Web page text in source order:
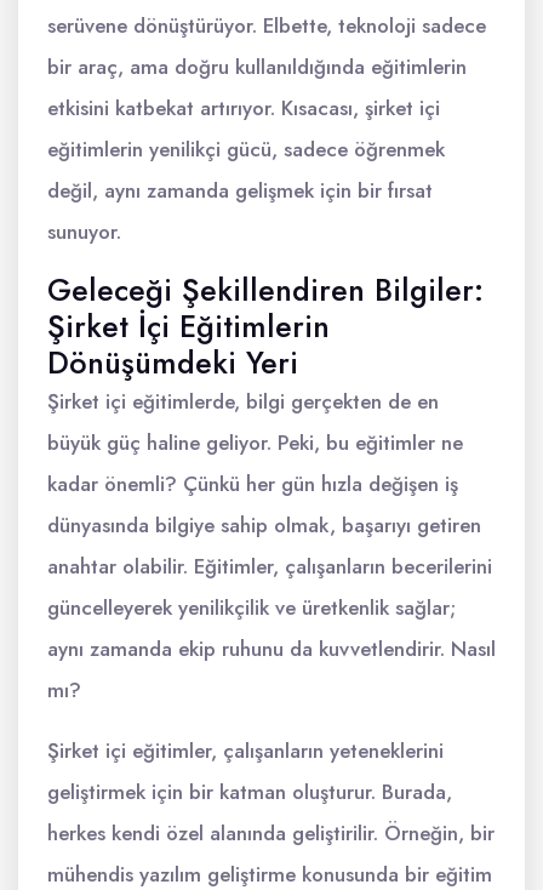
serüvene dönüştürüyor. Elbette, teknoloji sadece
bir araç, ama doğru kullanıldığında eğitimlerin
etkisini katbekat artırıyor. Kısacası, şirket içi
eğitimlerin yenilikçi gücü, sadece öğrenmek
değil, aynı zamanda gelişmek için bir fırsat
sunuyor.
Geleceği Şekillendiren Bilgiler:
Şirket İçi Eğitimlerin
Dönüşümdeki Yeri
Şirket içi eğitimlerde, bilgi gerçekten de en
büyük güç haline geliyor. Peki, bu eğitimler ne
kadar önemli? Çünkü her gün hızla değişen iş
dünyasında bilgiye sahip olmak, başarıyı getiren
anahtar olabilir. Eğitimler, çalışanların becerilerini
güncelleyerek yenilikçilik ve üretkenlik sağlar;
aynı zamanda ekip ruhunu da kuvvetlendirir. Nasıl
mı?
Şirket içi eğitimler, çalışanların yeteneklerini
geliştirmek için bir katman oluşturur. Burada,
herkes kendi özel alanında geliştirilir. Örneğin, bir
mühendis yazılım geliştirme konusunda bir eğitim